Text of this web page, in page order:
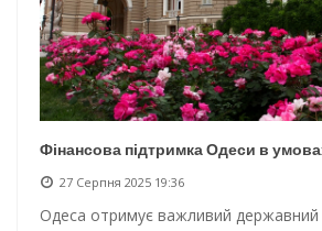
Фінансова підтримка Одеси в
27 Серпня 2025 19:36
Одеса отримує важливий державний